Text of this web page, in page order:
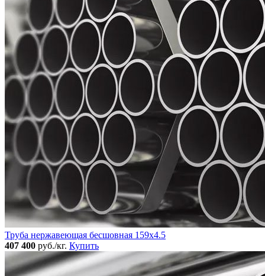
Труба нержавеющая бесшовная 159x4.5
407 400 руб./кг. Купить